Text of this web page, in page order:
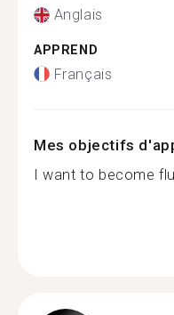
Anglais
APPREND
Français
Mes objectifs
I want to become